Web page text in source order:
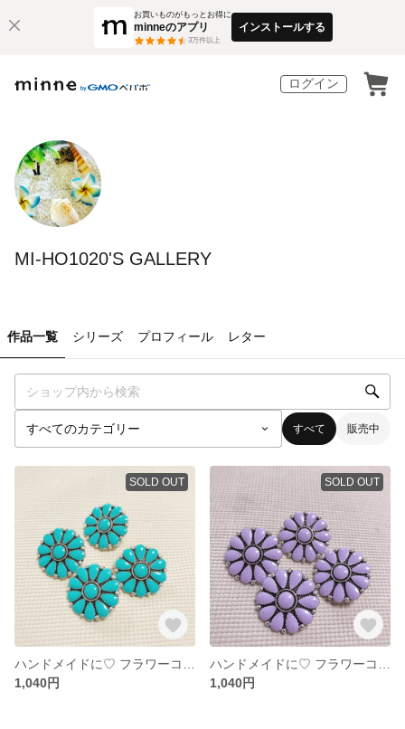
お買いものがもっとお得に
minneのアプリ
3万件以上
インストールする
ログイン
MI-HO1020'S GALLERY
作品一覧 シリーズ プロフィール レター
すべて 販売中
SOLD OUT
1,040円
SOLD OUT
1,040円